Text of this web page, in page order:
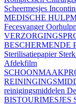
Scheermesjes
MEDISCHE
Fecesvanger
BESCHERMENDE
Sterilisatiepapier
Afdekfilm
reinigingsmiddelen
BISTOURIMESJES